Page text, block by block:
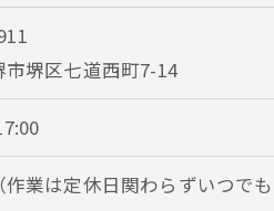
市堺区七道西町7-14
業は定休日関わらずいつでも